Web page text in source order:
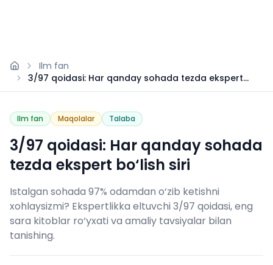
Ilm fan
3/97 qoidasi: Har qanday sohada tezda ekspert
bo‘lish siri
Ilm fan Maqolalar Talaba
3/97 qoidasi: Har qanday sohada
tezda ekspert bo‘lish siri
Istalgan sohada 97% odamdan o‘zib ketishni
xohlaysizmi? Ekspertlikka eltuvchi 3/97 qoidasi, eng
sara kitoblar ro‘yxati va amaliy tavsiyalar bilan
tanishing.